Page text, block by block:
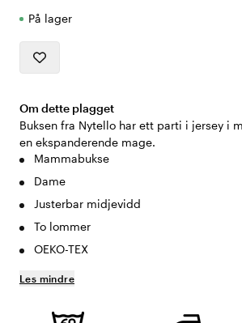
På lager
Om dette plagget
Buksen fra Nytello har ett parti i jersey i
en ekspanderende mage.
Mammabukse
Dame
Justerbar midjevidd
To lommer
OEKO-TEX
Les mindre